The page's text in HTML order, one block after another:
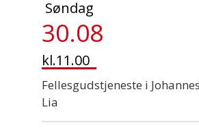
Søndag
30.08
kl.11.00
Fellesgudstjeneste i
Lia